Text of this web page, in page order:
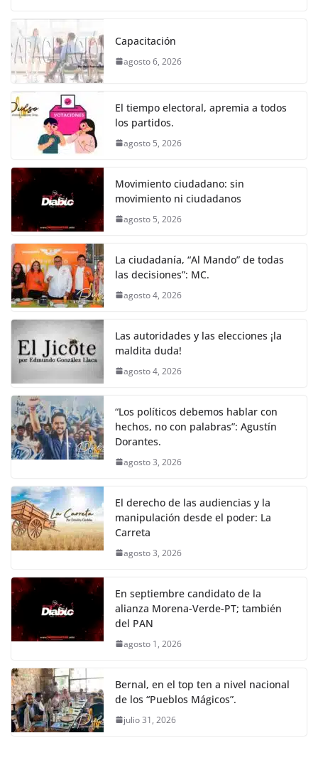
k
c
e
b
o
o
k
itt
er s
A
p
e
n
er
Capacitación
agosto 6, 2026
El tiempo electoral, apremia a todos
los partidos.
agosto 5, 2026
Movimiento ciudadano: sin
movimiento ni ciudadanos
agosto 5, 2026
La ciudadanía, “Al Mando” de todas
las decisiones”: MC.
agosto 4, 2026
Las autoridades y las elecciones ¡la
maldita duda!
agosto 4, 2026
“Los políticos debemos hablar con
hechos, no con palabras”: Agustín
Dorantes.
agosto 3, 2026
El derecho de las audiencias y la
manipulación desde el poder: La
Carreta
agosto 3, 2026
En septiembre candidato de la
alianza Morena-Verde-PT; también
del PAN
agosto 1, 2026
Bernal, en el top ten a nivel nacional
de los “Pueblos Mágicos”.
julio 31, 2026